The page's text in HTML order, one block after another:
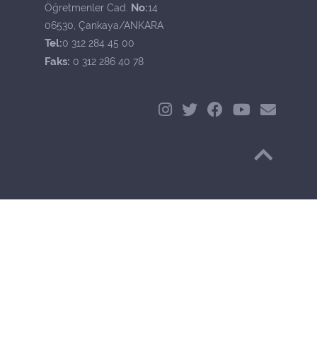
Öğretmenler Cad. No:14
06530, Çankaya/ANKARA
Tel:0 312 284 45 00
Faks: 0 312 286 40 78